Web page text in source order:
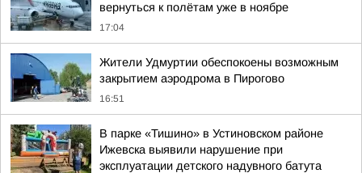
вернуться к полётам уже в ноябре
17:04
Жители Удмуртии обеспокоены возможным
закрытием аэродрома в Пирогово
16:51
В парке «Тишино» в Устиновском районе
Ижевска выявили нарушение при
эксплуатации детского надувного батута